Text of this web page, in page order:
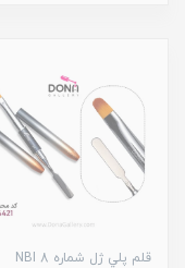
قلم پلي ژل شماره 8 NBI